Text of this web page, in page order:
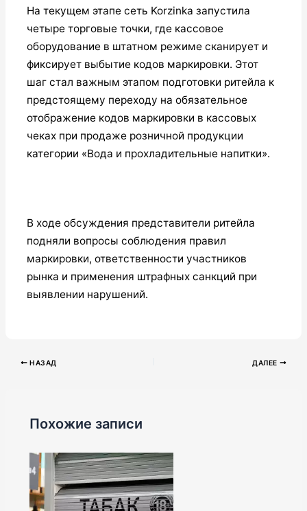
На текущем этапе сеть Korzinka запустила
четыре торговые точки, где кассовое
оборудование в штатном режиме сканирует и
фиксирует выбытие кодов маркировки. Этот
шаг стал важным этапом подготовки ритейла к
предстоящему переходу на обязательное
отображение кодов маркировки в кассовых
чеках при продаже розничной продукции
категории «Вода и прохладительные напитки».
В ходе обсуждения представители ритейла
подняли вопросы соблюдения правил
маркировки, ответственности участников
рынка и применения штрафных санкций при
выявлении нарушений.
НАЗАД ДАЛЕЕ
Похожие записи